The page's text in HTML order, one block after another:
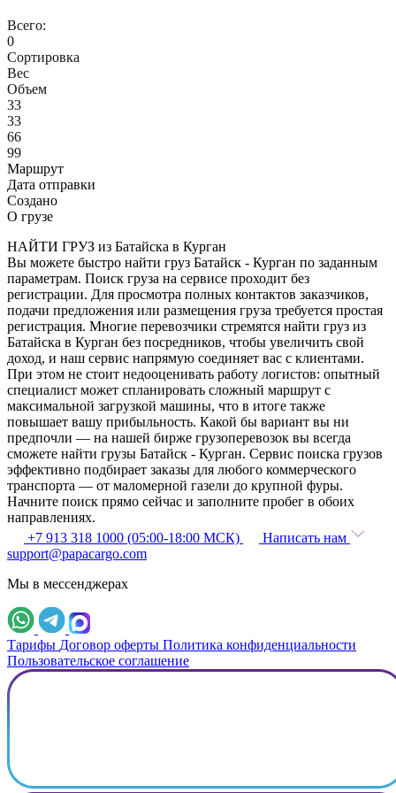
Всего:
0
Сортировка
Вес
Объем
33
33
66
99
Маршрут
Дата отправки
Создано
О грузе
НАЙТИ ГРУЗ из Батайска в Курган
Вы можете быстро найти груз Батайск - Курган по заданным
параметрам. Поиск груза на сервисе проходит без
регистрации. Для просмотра полных контактов заказчиков,
подачи предложения или размещения груза требуется простая
регистрация. Многие перевозчики стремятся найти груз из
Батайска в Курган без посредников, чтобы увеличить свой
доход, и наш сервис напрямую соединяет вас с клиентами.
При этом не стоит недооценивать работу логистов: опытный
специалист может спланировать сложный маршрут с
максимальной загрузкой машины, что в итоге также
повышает вашу прибыльность. Какой бы вариант вы ни
предпочли — на нашей бирже грузоперевозок вы всегда
сможете найти грузы Батайск - Курган. Сервис поиска грузов
эффективно подбирает заказы для любого коммерческого
транспорта — от маломерной газели до крупной фуры.
Начните поиск прямо сейчас и заполните пробег в обоих
направлениях.
+7 913 318 1000 (05:00-18:00 МСК)
Написать нам
support@papacargo.com
Мы в мессенджерах
Тарифы Договор оферты Политика конфиденциальности
Пользовательское соглашение